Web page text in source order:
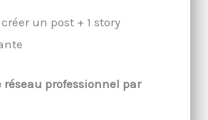
un post + 1 story
réseau professionnel par